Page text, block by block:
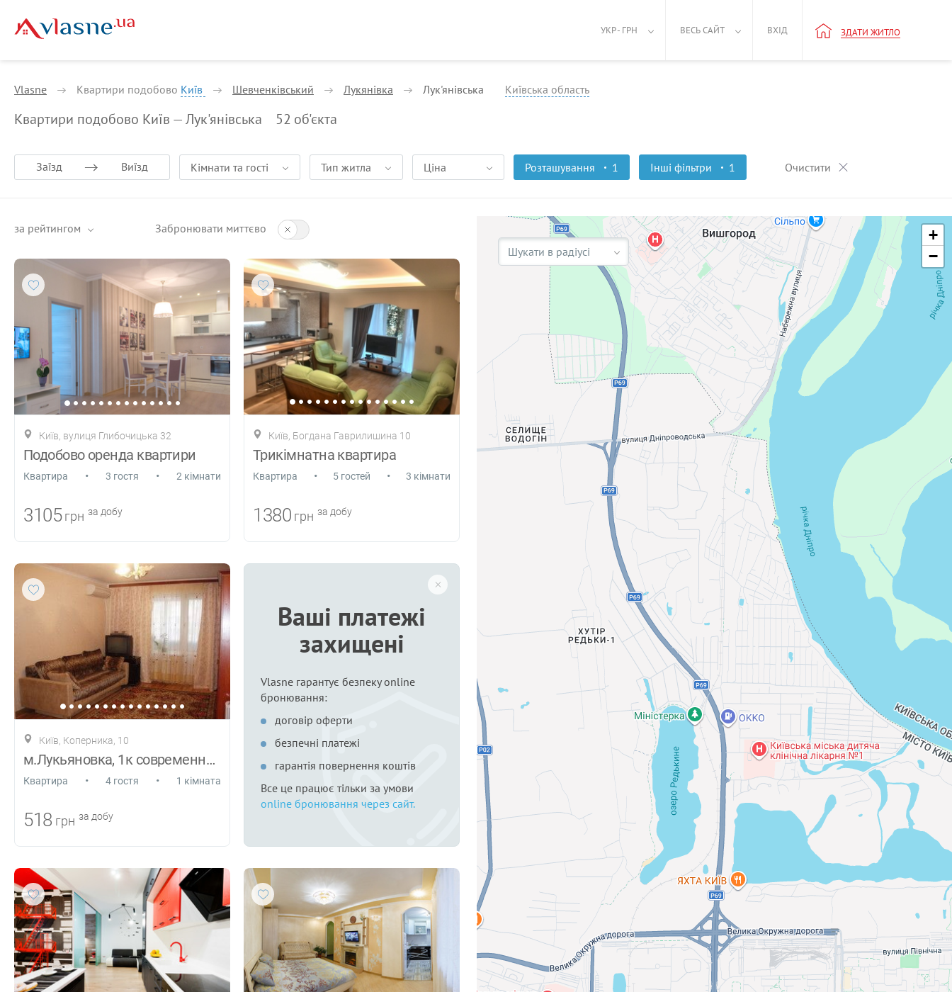
УКР - ГРН ВЕСЬ САЙТ ВХІД ЗДАТИ ЖИТЛО
Vlasne Квартири подобово Київ Шевченківський Лукянівка Лук'янівська Київська область
Квартири подобово Київ — Лук'янівська 52 об'єкта
Заїзд Виїзд Кімнати та гості Тип житла Ціна Розташування 1 Інші фільтри 1 Очистити
за рейтингом Забронювати миттєво
Київ, вулиця Глибочицька 32
Подобово оренда квартири
Квартира • 3 гостя • 2 кімнати
3105 грн за добу
Київ, Богдана Гаврилишина 10
Трикімнатна квартира
Квартира • 5 гостей • 3 кімнати
1380 грн за добу
Київ, Коперника, 10
м.Лукьяновка, 1к современная квартира
Квартира • 4 гостя • 1 кімната
518 грн за добу
Ваші платежі
захищені
Vlasne гарантує безпеку online
бронювання:
договір оферти
безпечні платежі
гарантія повернення коштів
Все це працює тільки за умови
online бронювання через сайт.
Шукати в радіусі
+
−